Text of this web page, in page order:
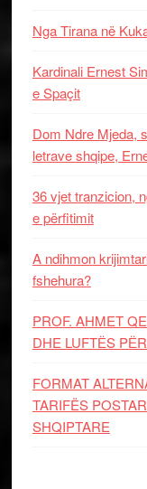
Nga Tirana në
Kardinali Ernest
e Spaçit
Dom Ndre Mjeda,
letrave shqipe,
36 vjet tranzicion,
e përfitimit
A ndihmon
fshehura?
PROF. AHMET
DHE LUFTЁS
FORMAT
TARIFËS
SHQIPTARE